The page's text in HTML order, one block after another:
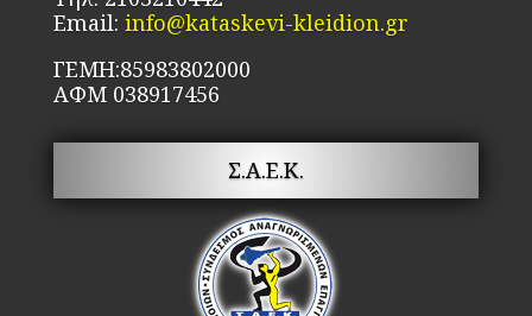
Email: info@kataskevi-kleidion.gr
ΓΕΜΗ:85983802000
ΑΦΜ 038917456
Σ.Α.Ε.Κ.